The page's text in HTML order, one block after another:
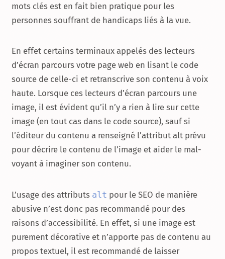
mots clés est en fait bien pratique pour les
personnes souffrant de handicaps liés à la vue.
En effet certains terminaux appelés des lecteurs
d’écran parcours votre page web en lisant le code
source de celle-ci et retranscrive son contenu à voix
haute. Lorsque ces lecteurs d’écran parcours une
image, il est évident qu’il n’y a rien à lire sur cette
image (en tout cas dans le code source), sauf si
l’éditeur du contenu a renseigné l’attribut alt prévu
pour décrire le contenu de l’image et aider le mal-
voyant à imaginer son contenu.
L’usage des attributs alt pour le SEO de manière
abusive n’est donc pas recommandé pour des
raisons d’accessibilité. En effet, si une image est
purement décorative et n’apporte pas de contenu au
propos textuel, il est recommandé de laisser